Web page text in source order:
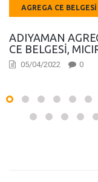
AGREGA CE BELGESI
ADIYAMAN
CE BELGESI,
05/04/2022 0